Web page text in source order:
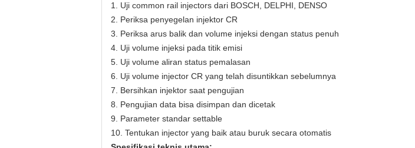
1. Uji common rail injectors dari BOSCH, DELPHI, DENSO
2. Periksa penyegelan injektor CR
3. Periksa arus balik dan volume injeksi dengan status penuh
4. Uji volume injeksi pada titik emisi
5. Uji volume aliran status pemalasan
6. Uji volume injector CR yang telah disuntikkan sebelumnya
7. Bersihkan injektor saat pengujian
8. Pengujian data bisa disimpan dan dicetak
9. Parameter standar settable
10. Tentukan injector yang baik atau buruk secara otomatis